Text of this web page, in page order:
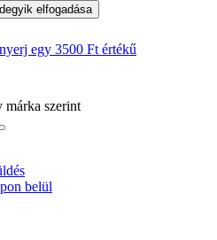
elfogadása
egy 3500 Ft értékű
márka szerint
belül